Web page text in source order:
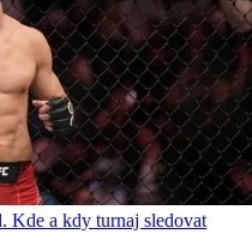
Kde a kdy turnaj sledovat